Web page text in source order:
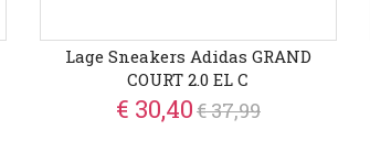
Lage Sneakers Adidas GRAND
COURT 2.0 EL C
€ 30,40€ 37,99